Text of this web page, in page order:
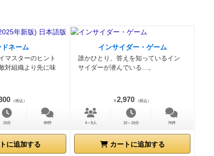
ためボド
ったとこ
トカード
れた議論
してしま
とお互
何とも言
を発揮す
いわゆ
み先を選
ドネーム
マスターのヒント
対組織より先に味
（税込）
15分 80件
に追加する
インサイダー・ゲーム
誰かひとり、答えを知っているイン
サイダーが潜んでいる…。
¥ 2,970 （税込）
4～8人 10～15分 76件
カートに追加する